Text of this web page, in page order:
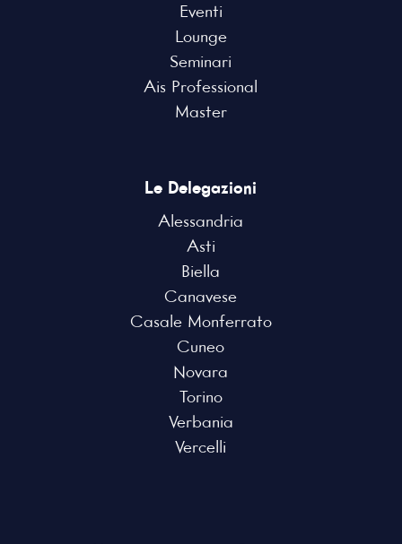
Eventi
Lounge
Seminari
Ais Professional
Master
Le Delegazioni
Alessandria
Asti
Biella
Canavese
Casale Monferrato
Cuneo
Novara
Torino
Verbania
Vercelli